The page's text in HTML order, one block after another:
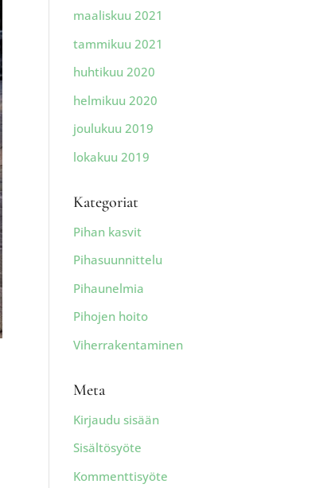
maaliskuu 2021
tammikuu 2021
huhtikuu 2020
helmikuu 2020
joulukuu 2019
lokakuu 2019
Kategoriat
Pihan kasvit
Pihasuunnittelu
Pihaunelmia
Pihojen hoito
Viherrakentaminen
Meta
Kirjaudu sisään
Sisältösyöte
Kommenttisyöte